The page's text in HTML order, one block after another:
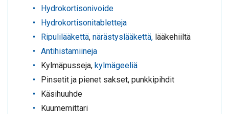
Hydrokortisonivoide
Hydrokortisonitabletteja
Ripulilääkettä, närästyslääkettä, lääkehiiltä
Antihistamiineja
Kylmäpusseja, kylmägeeliä
Pinsetit ja pienet sakset, punkkipihdit
Käsihuuhde
Kuumemittari